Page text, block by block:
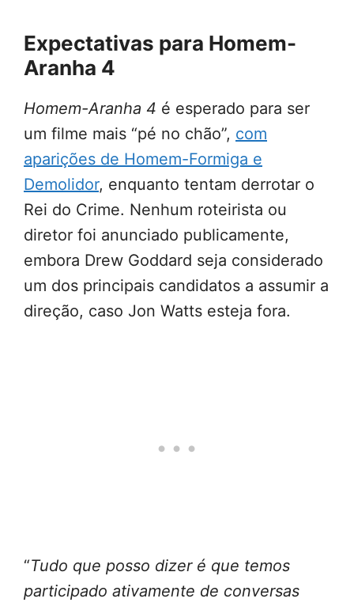
Expectativas para Homem-
Aranha 4
Homem-Aranha 4 é esperado para ser
um filme mais “pé no chão”, com
aparições de Homem-Formiga e
Demolidor, enquanto tentam derrotar o
Rei do Crime. Nenhum roteirista ou
diretor foi anunciado publicamente,
embora Drew Goddard seja considerado
um dos principais candidatos a assumir a
direção, caso Jon Watts esteja fora.
“Tudo que posso dizer é que temos
participado ativamente de conversas